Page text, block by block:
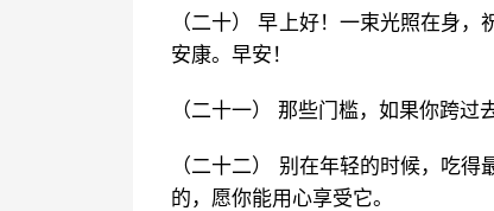
（二十） 早上好！一束光照在身
安康。早安！
（二十一） 那些门槛，如果你跨过
（二十二） 别在年轻的时候，吃
的，愿你能用心享受它。